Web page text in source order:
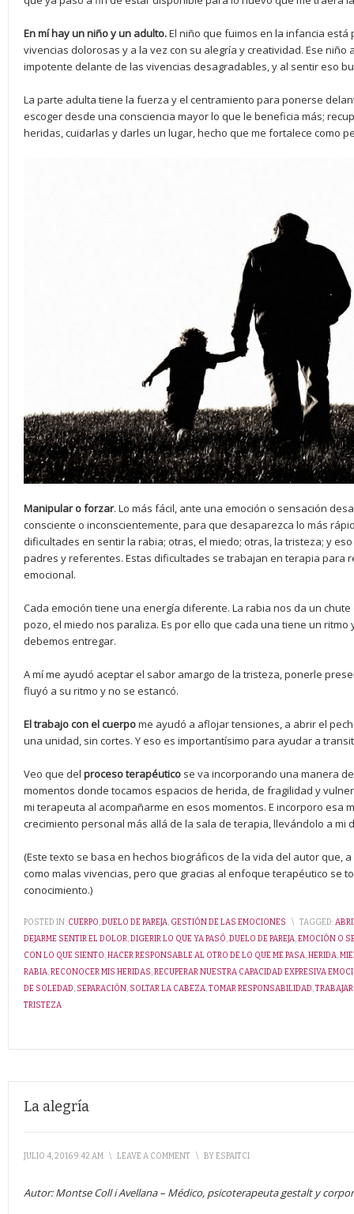
En mí hay un niño y un adulto.El niño que fuimos en la infancia
vivencias dolorosas y a la vez con su alegría y creatividad. Ese
impotente delante de las vivencias desagradables, y al sentir eso
La parte adulta tiene la fuerza y el centramiento para ponerse
escoger desde una consciencia mayor lo que le beneficia más;
heridas, cuidarlas y darles un lugar, hecho que me fortalece como
Manipular o forzar. Lo más fácil, ante una emoción o sensación
consciente o inconscientemente, para que desaparezca lo más
dificultades en sentir la rabia; otras, el miedo; otras, la tristeza; y
padres y referentes. Estas dificultades se trabajan en terapia para
emocional.
Cada emoción tiene una energía diferente. La rabia nos da un
pozo, el miedo nos paraliza. Es por ello que cada una tiene un
debemos entregar.
A mí me ayudó aceptar el sabor amargo de la tristeza, ponerle
fluyó a su ritmo y no se estancó.
El trabajo con el cuerpome ayudó a aflojar tensiones, a abrir el
una unidad, sin cortes. Y eso es importantísimo para ayudar a
Veo que del proceso terapéutico se va incorporando una manera
momentos donde tocamos espacios de herida, de fragilidad y
mi terapeuta al acompañarme en esos momentos. E incorporo esa
crecimiento personal más allá de la sala de terapia, llevándolo a mi
(Este texto se basa en hechos biográficos de la vida del autor que,
como malas vivencias, pero que gracias al enfoque terapéutico se
conocimiento.)
POSTED IN: CUERPO,DUELO DE PAREJA, GESTIÓN DE LAS EMOCIONES \ TAGGED:
DEJARME SENTIR EL DOLOR,DIGERIR LO QUE YA PASÓ,DUELO DE PAREJA,EMOCIÓN O
CON LO QUE SIENTO,HACER RESPONSABLE AL OTRO DE LO QUE ME PASA,HERIDA,
RABIA,RECONOCER MIS HERIDAS,RECUPERAR NUESTRA CAPACIDAD EXPRESIVA
DE SOLEDAD, SEPARACIÓN, SOLTAR LA CABEZA,TOMAR RESPONSABILIDAD,
TRISTEZA
La alegría
JULIO 4, 2016 9:42 AM \ LEAVE A COMMENT \ BYESPAITCI
Autor: Montse Coll i Avellana – Médico, psicoterapeuta gestalt y